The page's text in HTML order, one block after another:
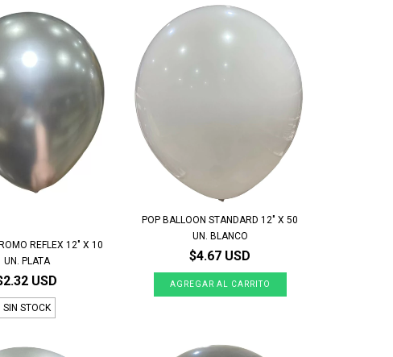
REFLEX 12" X 10
UN. PLATA
USD
SIN STOCK
POP BALLOON STANDARD 12" X 50
UN. BLANCO
$4.67 USD